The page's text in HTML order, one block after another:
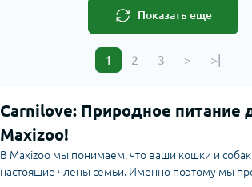
Показать еще
1 2 3 > >|
Carnilove: Природное питание
Maxizoo!
В Maxizoo мы понимаем, что ваши кошки и
настоящие члены семьи. Именно поэтому мы